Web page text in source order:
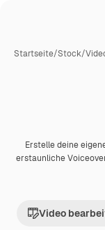
Startseite/Stock/
Premium
Erstelle deine
erstaunliche
Video